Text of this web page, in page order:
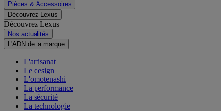
Pièces & Accessoires
Découvrez Lexus
Découvrez Lexus
Nos actualités
L'ADN de la marque
L'artisanat
Le design
L'omotenashi
La performance
La sécurité
La technologie